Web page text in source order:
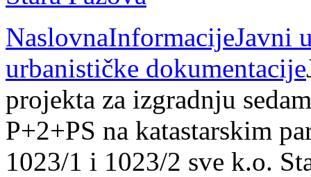
NaslovnaInformacijeJavni
urbanističke dokumentacije
projekta za izgradnju
P+2+PS na katastarskim
1023/1 i 1023/2 sve k.o.